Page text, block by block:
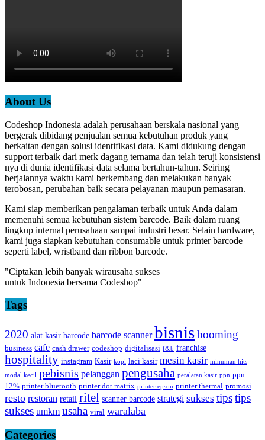
About Us
Codeshop Indonesia adalah perusahaan berskala nasional yang
bergerak dibidang penjualan semua kebutuhan produk yang
berkaitan dengan solusi identifikasi data. Kami didukung dengan
support terbaik dari merk dagang ternama dan telah teruji konsistensi
nya di dunia identifikasi data selama bertahun-tahun. Seiring
berjalannya waktu kami berkembang dan melakukan banyak
terobosan, perubahan baik secara pelayanan maupun pemasaran.
Kami siap memberikan pengalaman terbaik untuk Anda dalam
memenuhi semua kebutuhan sistem barcode. Baik dalam ruang
lingkup internal perusahaan sampai industri besar. Selain hardware,
kami juga siapkan kebutuhan consumable untuk printer barcode
seperti label, wristband dan ribbon barcode.
"Ciptakan lebih banyak wirausaha sukses
untuk Indonesia bersama Codeshop"
Tags
2020 alat kasir barcode barcode scanner bisnisbooming
business cafe cash drawer codeshop digitalisasi f&b franchise
hospitality instagram Kasir kopi laci kasir mesin kasir minuman hits
modal kecil pebisnis pelanggan pengusaha peralatan kasir ppn ppn
12% printer bluetooth printer dot matrix printer epson printer thermal promosi
resto restoran retail ritel scanner barcode strategi sukses tipstips
sukses umkm usaha viral waralaba
Categories